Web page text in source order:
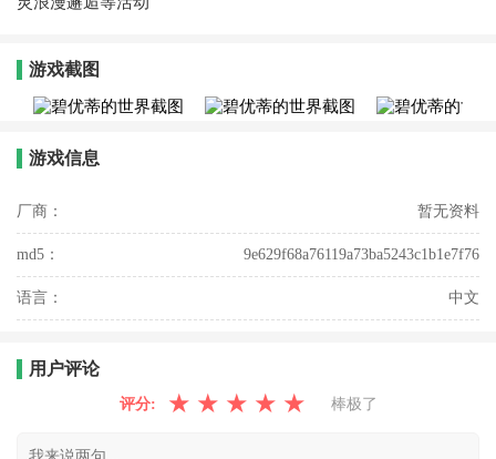
游戏截图
游戏信息
厂商： 暂无资料
md5： 9e629f68a76119a73ba5243c1b1e7f76
语言： 中文
用户评论
评分: ★ ★ ★ ★ ★ 棒极了